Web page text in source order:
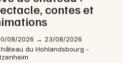
contes et
08/2026 → 23/08/2026
du Hohlandsbourg -